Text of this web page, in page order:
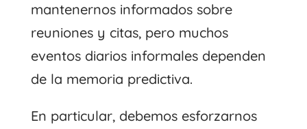
mantenernos informados sobre
reuniones y citas, pero muchos
eventos diarios informales dependen
de la memoria predictiva.
En particular, debemos esforzarnos